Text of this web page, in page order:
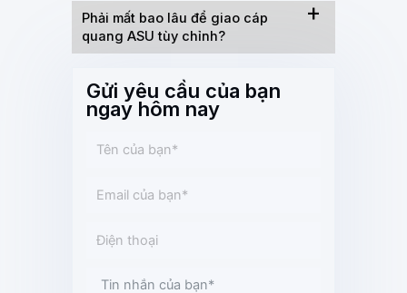
Phải mất bao lâu để giao cáp
quang ASU tùy chỉnh?
Gửi yêu cầu của bạn
ngay hôm nay